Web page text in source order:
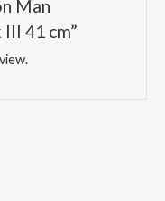
Man
41 cm”